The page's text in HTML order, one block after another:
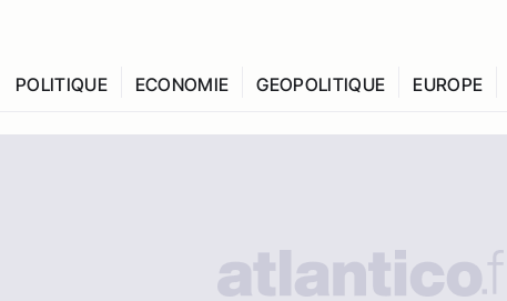
POLITIQUE ECONOMIE GEOPOLITIQUE EUROPE